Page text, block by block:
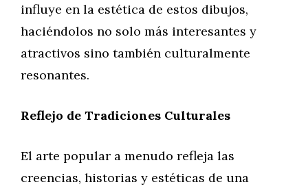
influye en la estética de estos dibujos,
haciéndolos no solo más interesantes y
atractivos sino también culturalmente
resonantes.
Reflejo de Tradiciones Culturales
El arte popular a menudo refleja las
creencias, historias y estéticas de una